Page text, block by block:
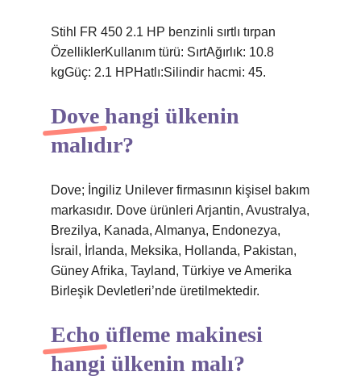
Stihl FR 450 2.1 HP benzinli sırtlı tırpan
ÖzelliklerKullanım türü: SırtAğırlık: 10.8
kgGüç: 2.1 HPHatlı:Silindir hacmi: 45.
Dove hangi ülkenin
malıdır?
Dove; İngiliz Unilever firmasının kişisel bakım
markasıdır. Dove ürünleri Arjantin, Avustralya,
Brezilya, Kanada, Almanya, Endonezya,
İsrail, İrlanda, Meksika, Hollanda, Pakistan,
Güney Afrika, Tayland, Türkiye ve Amerika
Birleşik Devletleri’nde üretilmektedir.
Echo üfleme makinesi
hangi ülkenin malı?